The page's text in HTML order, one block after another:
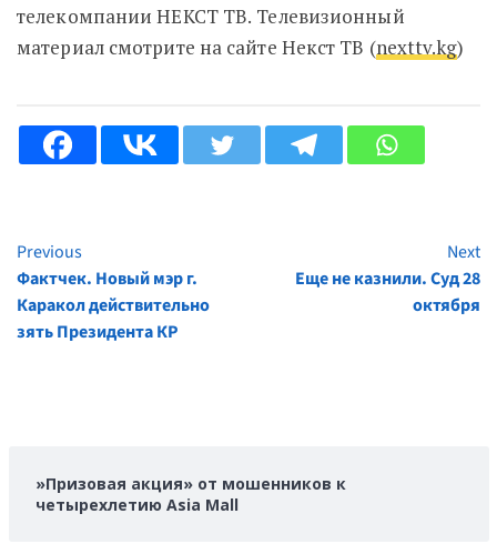
телекомпании НЕКСТ ТВ. Телевизионный
материал смотрите на сайте Некст ТВ (nexttv.kg)
Continue
Reading
Previous
Фактчек. Новый мэр г.
Каракол действительно
зять Президента КР
Next
Еще не казнили. Суд 28
октября
»Призовая акция» от мошенников к
четырехлетию Asia Mall